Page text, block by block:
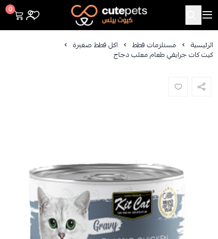
Cutepets
0
الرئيسية مستلزمات قطط اكل قطط صغيرة
كيت كات جرايفي طعام معلب دجاج